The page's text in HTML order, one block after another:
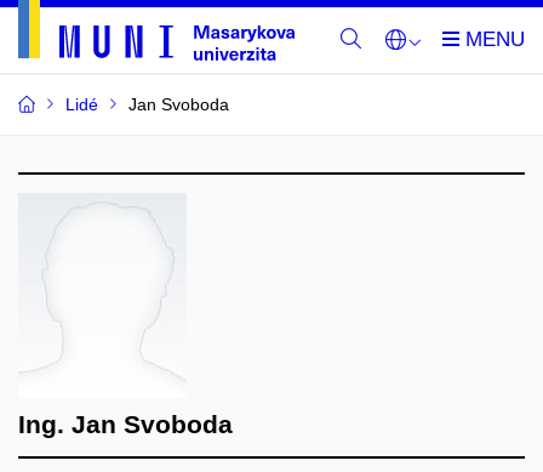
Lidé Jan Svoboda
Ing. Jan Svoboda